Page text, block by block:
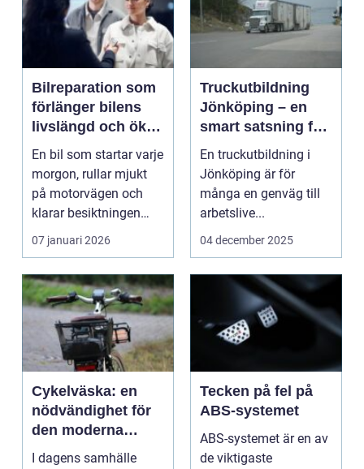
Bilreparation som
förlänger bilens
livslängd och ökar
säkerheten
En bil som startar varje
morgon, rullar mjukt
på motorvägen och
klarar besiktningen
utan ...
07 januari 2026
Truckutbildning
Jönköping – en
smart satsning för
jobb och säkerhet
En truckutbildning i
Jönköping är för
många en genväg till
arbetslive...
04 december 2025
Cykelväska: en
nödvändighet för
den moderna
cyklisten
I dagens samhälle
Tecken på fel på
ABS-systemet
ABS-systemet är en av
de viktigaste